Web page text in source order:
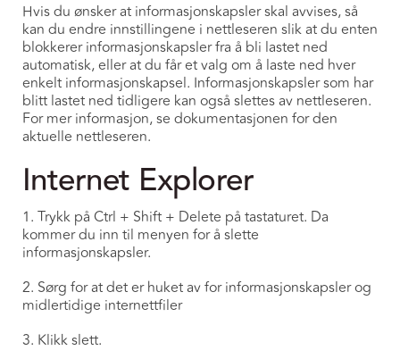
Hvis du ønsker at informasjonskapsler skal avvises, så
kan du endre innstillingene i nettleseren slik at du enten
blokkerer informasjonskapsler fra å bli lastet ned
automatisk, eller at du får et valg om å laste ned hver
enkelt informasjonskapsel. Informasjonskapsler som har
blitt lastet ned tidligere kan også slettes av nettleseren.
For mer informasjon, se dokumentasjonen for den
aktuelle nettleseren.
Internet Explorer
1. Trykk på Ctrl + Shift + Delete på tastaturet. Da
kommer du inn til menyen for å slette
informasjonskapsler.
2. Sørg for at det er huket av for informasjonskapsler og
midlertidige internettfiler
3. Klikk slett.